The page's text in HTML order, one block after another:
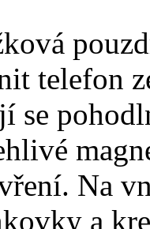
telefon
se
Na
a